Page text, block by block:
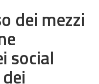
dei mezzi
social